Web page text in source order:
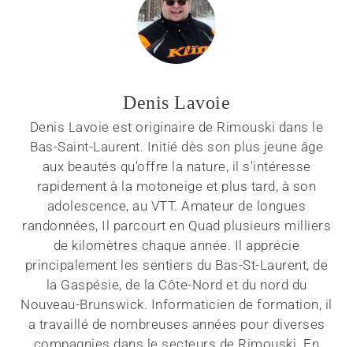
Denis Lavoie
Denis Lavoie est originaire de Rimouski dans le
Bas-Saint-Laurent. Initié dès son plus jeune âge
aux beautés qu'offre la nature, il s'intéresse
rapidement à la motoneige et plus tard, à son
adolescence, au VTT. Amateur de longues
randonnées, Il parcourt en Quad plusieurs milliers
de kilomètres chaque année. Il apprécie
principalement les sentiers du Bas-St-Laurent, de
la Gaspésie, de la Côte-Nord et du nord du
Nouveau-Brunswick. Informaticien de formation, il
a travaillé de nombreuses années pour diverses